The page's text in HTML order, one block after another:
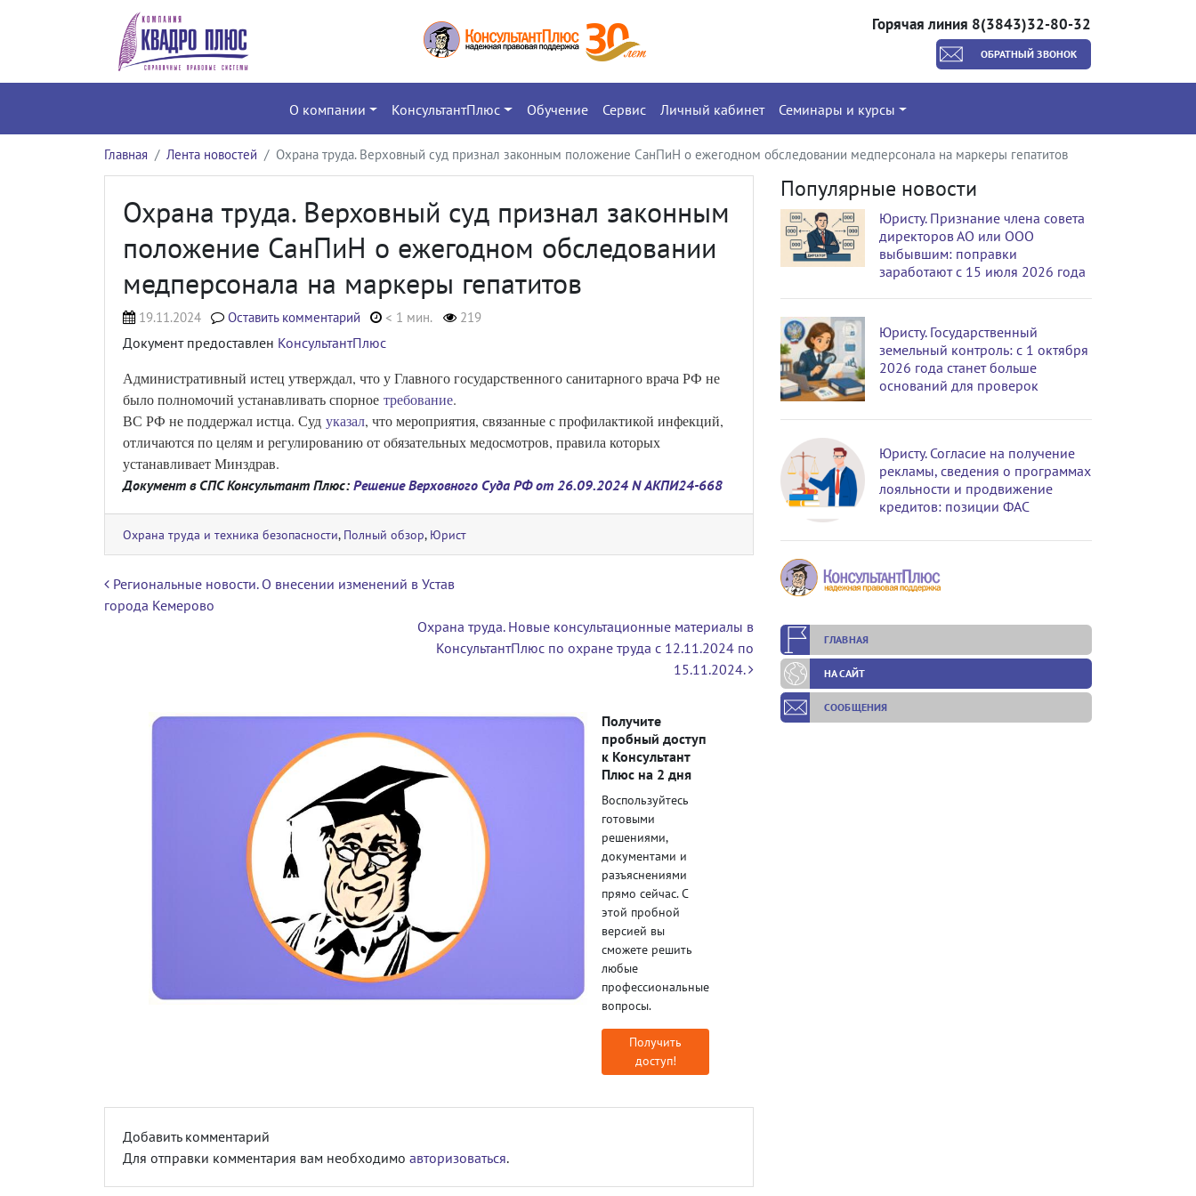
Горячая линия 8(3843)32-80-32
ОБРАТНЫЙ ЗВОНОК
О компании КонсультантПлюс Обучение Сервис Личный кабинет Семинары и курсы
Главная Лента новостей Охрана труда. Верховный суд признал законным положение СанПиН о ежегодном обследовании медперсонала на маркеры гепатитов
Охрана труда. Верховный суд признал законным
положение СанПиН о ежегодном обследовании
медперсонала на маркеры гепатитов
19.11.2024 Оставить комментарий < 1 мин. 219
Документ предоставлен КонсультантПлюс
Административный истец утверждал, что у Главного государственного санитарного врача РФ не
было полномочий устанавливать спорное требование.
ВС РФ не поддержал истца. Суд указал, что мероприятия, связанные с профилактикой инфекций,
отличаются по целям и регулированию от обязательных медосмотров, правила которых
устанавливает Минздрав.
Документ в СПС Консультант Плюс: Решение Верховного Суда РФ от 26.09.2024 N АКПИ24-668
Охрана труда и техника безопасности, Полный обзор, Юрист
Навигация по записям
Региональные новости. О внесении изменений в Устав
города Кемерово
Охрана труда. Новые консультационные материалы в
КонсультантПлюс по охране труда с 12.11.2024 по
15.11.2024.
Получите
пробный доступ
к Консультант
Плюс на 2 дня
Воспользуйтесь
готовыми
решениями,
документами и
разъяснениями
прямо сейчас. С
этой пробной
версией вы
сможете решить
любые
профессиональные
вопросы.
Получить
доступ!
Добавить комментарий
Для отправки комментария вам необходимо авторизоваться.
Популярные новости
Юристу. Признание члена совета
директоров АО или ООО
выбывшим: поправки
заработают с 15 июля 2026 года
Юристу. Государственный
земельный контроль: с 1 октября
2026 года станет больше
оснований для проверок
Юристу. Согласие на получение
рекламы, сведения о программах
лояльности и продвижение
кредитов: позиции ФАС
ГЛАВНАЯ
НА САЙТ
СООБЩЕНИЯ